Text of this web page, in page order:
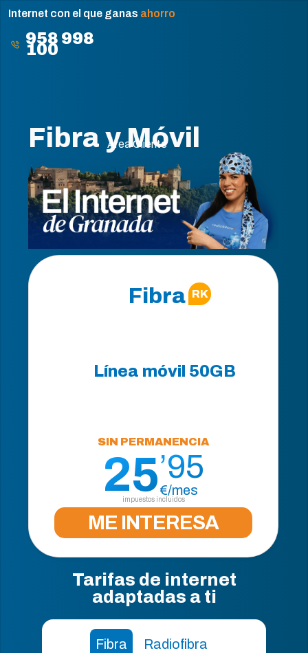
Internet con el que ganas ahorro
958 998
100
Área Cliente
Fibra y Móvil
Fibra RK
Línea móvil 50GB
SIN PERMANENCIA
25’95
€/mes
impuestos incluidos
ME INTERESA
Tarifas de internet
adaptadas a ti
Fibra Radiofibra